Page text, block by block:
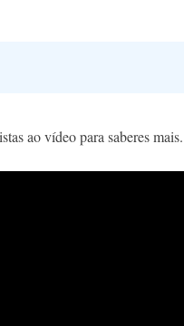
ao vídeo para saberes mais.